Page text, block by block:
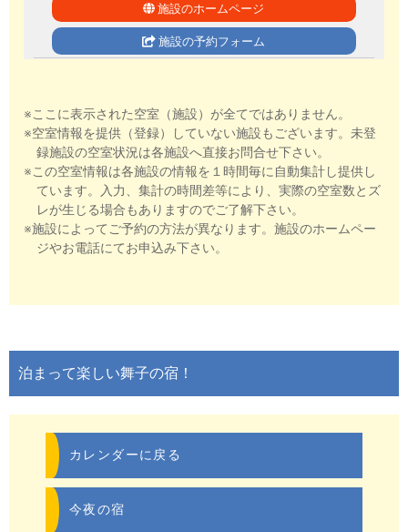
施設のホームページ
施設の予約フォーム
※ここに表示された空室（施設）が全てではありません。
※空室情報を提供（登録）していない施設もございます。未登
録施設の空室状況は各施設へ直接お問合せ下さい。
※この空室情報は各施設の情報を１時間毎に自動集計し提供し
ています。入力、集計の時間差等により、実際の空室数とズ
レが生じる場合もありますのでご了解下さい。
※施設によってご予約の方法が異なります。施設のホームペー
ジやお電話にてお申込み下さい。
泊まって楽しい舞子の宿！
カレンダーに戻る
今夜の宿